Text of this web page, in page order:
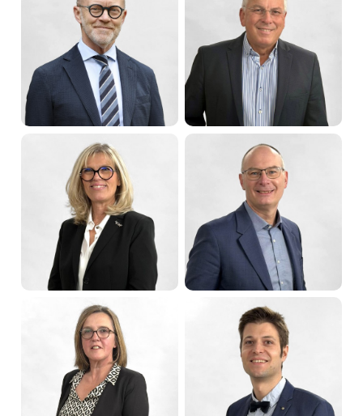
Marc ZINGRAFF
Maire de Sarreguemines
Jean-Marc
SCHWARTZ
Premier adjoint
Christine MARCHAL
Deuxième adjointe
Denis PEIFFER
Troisième adjoint